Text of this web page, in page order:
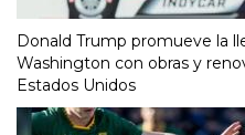
Donald Trump promueve la
Washington con obras y
Estados Unidos